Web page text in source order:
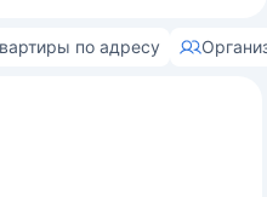
по адресу